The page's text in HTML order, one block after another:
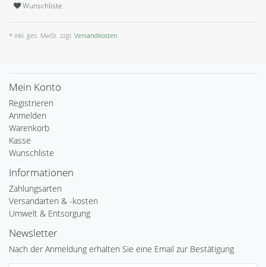
Wunschliste
* inkl. ges. MwSt. zzgl. Versandkosten
Mein Konto
Registrieren
Anmelden
Warenkorb
Kasse
Wunschliste
Informationen
Zahlungsarten
Versandarten & -kosten
Umwelt & Entsorgung
Newsletter
Nach der Anmeldung erhalten Sie eine Email zur Bestätigung